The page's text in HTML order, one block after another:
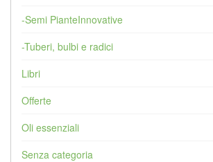
-Semi PianteInnovative
-Tuberi, bulbi e radici
Libri
Offerte
Oli essenziali
Senza categoria